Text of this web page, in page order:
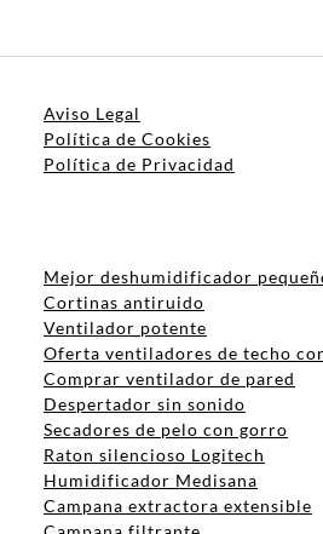
Aviso Legal
Política de Cookies
Política de Privacidad
Mejor deshumidificador
Cortinas antiruido
Ventilador potente
Oferta ventiladores de techo
Comprar ventilador de pared
Despertador sin sonido
Secadores de pelo con gorro
Raton silencioso Logitech
Humidificador Medisana
Campana extractora extensible